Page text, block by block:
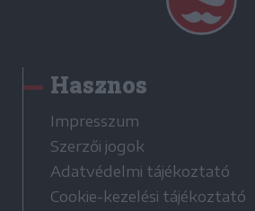
Hasznos
Impresszum
Szerzői jogok
Adatvédelmi tájékoztató
Cookie-kezelési tájékoztató